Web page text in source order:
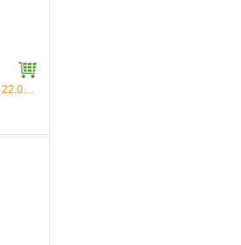
Передпродаж. Очікується 22.09.26